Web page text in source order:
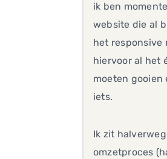
ik ben
website die al
het responsive
hiervoor al het
moeten gooien
iets.
Ik zit
omzetproces